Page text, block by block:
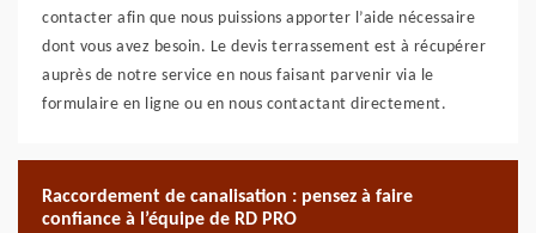
contacter afin que nous puissions apporter l’aide nécessaire
dont vous avez besoin. Le devis terrassement est à récupérer
auprès de notre service en nous faisant parvenir via le
formulaire en ligne ou en nous contactant directement.
Raccordement de canalisation : pensez à faire
confiance à l’équipe de RD PRO